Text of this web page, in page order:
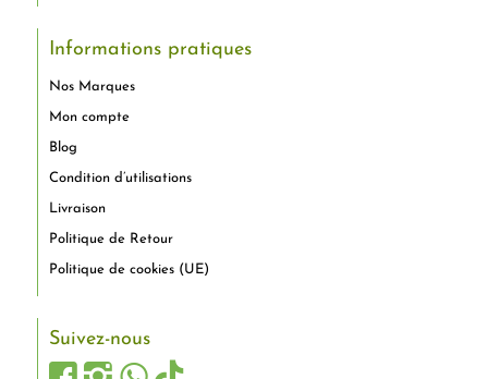
Informations pratiques
Nos Marques
Mon compte
Blog
Condition d’utilisations
Livraison
Politique de Retour
Politique de cookies (UE)
Suivez-nous